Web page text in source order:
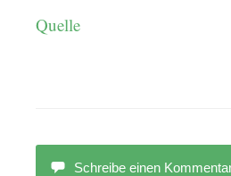
Quelle
Schreibe einen